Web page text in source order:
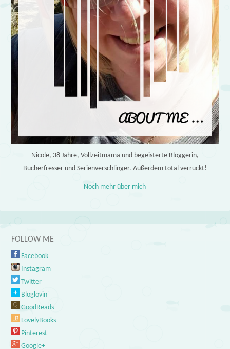
Nicole, 38 Jahre, Vollzeitmama und begeisterte Bloggerin,
Bücherfresser und Serienverschlinger. Außerdem total verrückt!
Noch mehr über mich
FOLLOW ME
Facebook
Instagram
Twitter
Bloglovin'
GoodReads
LovelyBooks
Pinterest
Google+